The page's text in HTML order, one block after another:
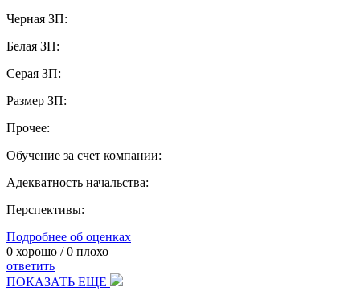
Черная ЗП:
Белая ЗП:
Серая ЗП:
Размер ЗП:
Прочее:
Обучение за счет компании:
Адекватность начальства:
Перспективы:
Подробнее об оценках
0 хорошо /0 плохо
ответить
ПОКАЗАТЬ ЕЩЕ